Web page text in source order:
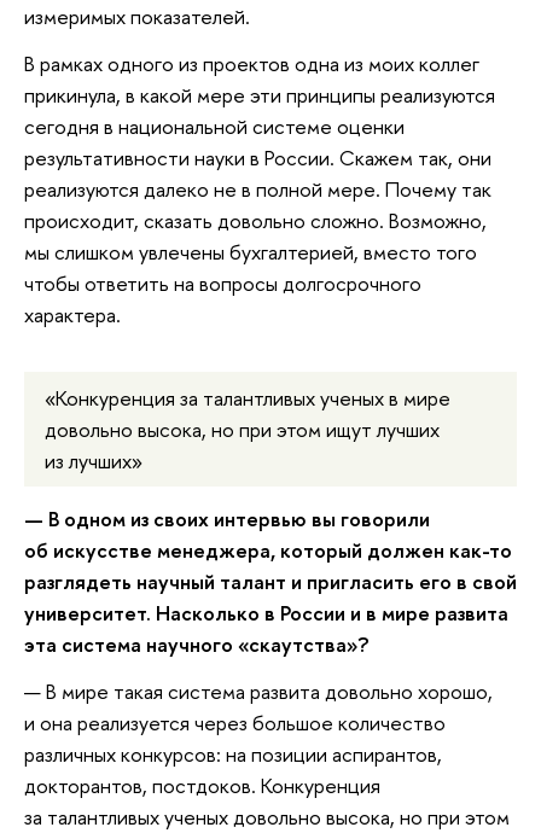
измеримых показателей.
В рамках одного из проектов одна из моих коллег
прикинула, в какой мере эти принципы реализуются
сегодня в национальной системе оценки
результативности науки в России. Скажем так, они
реализуются далеко не в полной мере. Почему так
происходит, сказать довольно сложно. Возможно,
мы слишком увлечены бухгалтерией, вместо того
чтобы ответить на вопросы долгосрочного
характера.
«Конкуренция за талантливых ученых в мире
довольно высока, но при этом ищут лучших
из лучших»
— В одном из своих интервью вы говорили
об искусстве менеджера, который должен как-то
разглядеть научный талант и пригласить его в свой
университет. Насколько в России и в мире развита
эта система научного «скаутства»?
— В мире такая система развита довольно хорошо,
и она реализуется через большое количество
различных конкурсов: на позиции аспирантов,
докторантов, постдоков. Конкуренция
за талантливых ученых довольно высока, но при этом